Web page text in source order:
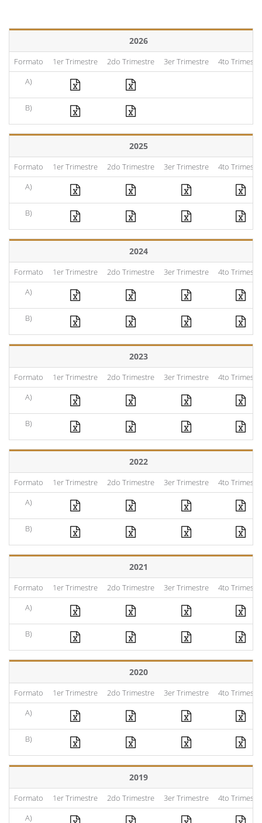
2026
Formato 1er Trimestre 2do Trimestre 3er Trimestre
4to
A)
B)
2025
Formato 1er Trimestre 2do Trimestre 3er Trimestre
4to
A)
B)
2024
Formato 1er Trimestre 2do Trimestre 3er Trimestre
4to
A)
B)
2023
Formato 1er Trimestre 2do Trimestre 3er Trimestre
4to
A)
B)
2022
Formato 1er Trimestre 2do Trimestre 3er Trimestre
4to
A)
B)
2021
Formato 1er Trimestre 2do Trimestre 3er Trimestre
4to
A)
B)
2020
Formato 1er Trimestre 2do Trimestre 3er Trimestre
4to
A)
B)
2019
Formato 1er Trimestre 2do Trimestre 3er Trimestre
4to
A)